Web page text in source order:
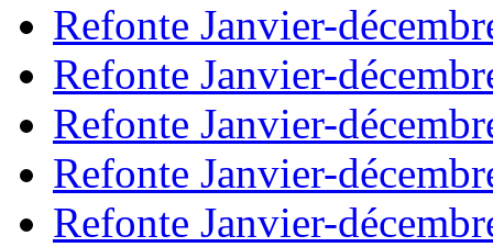
Refonte Janvier-
Refonte Janvier-
Refonte Janvier-
Refonte Janvier-
Refonte Janvier-